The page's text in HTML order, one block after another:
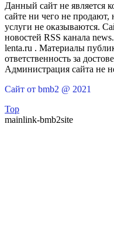
Данный сайт не является
сайте ни чего не
услуги не оказываются.
новостей RSS канала
lenta.ru . Материалы
ответственность за
Администрация сайта не
Сайт от bmb2 @ 2021
Top
mainlink-bmb2site